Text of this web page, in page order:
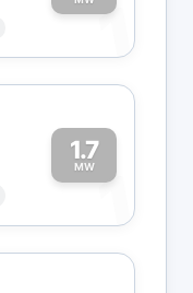
1
1.7
MW1